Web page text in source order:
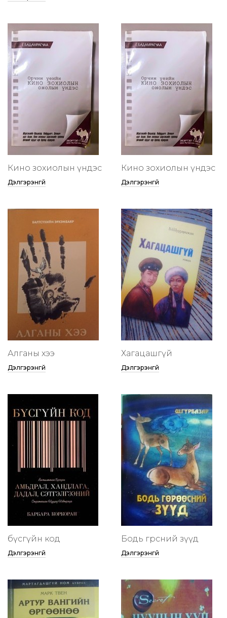
Кино зохиолын үндэс
Дэлгэрэнгүй
Кино зохиолын үндэс
Дэлгэрэнгүй
Алганы хээ
Дэлгэрэнгүй
Хагацашгүй
Дэлгэрэнгүй
бүсгүйн код
Дэлгэрэнгүй
Бодь гөрөөсний зүүд
Дэлгэрэнгүй